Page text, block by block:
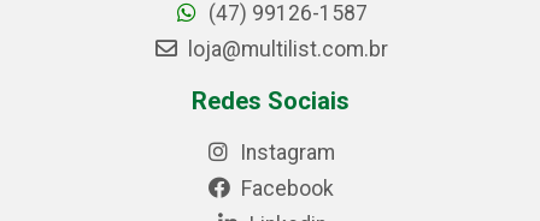
(47) 99126-1587
loja@multilist.com.br
Redes Sociais
Instagram
Facebook